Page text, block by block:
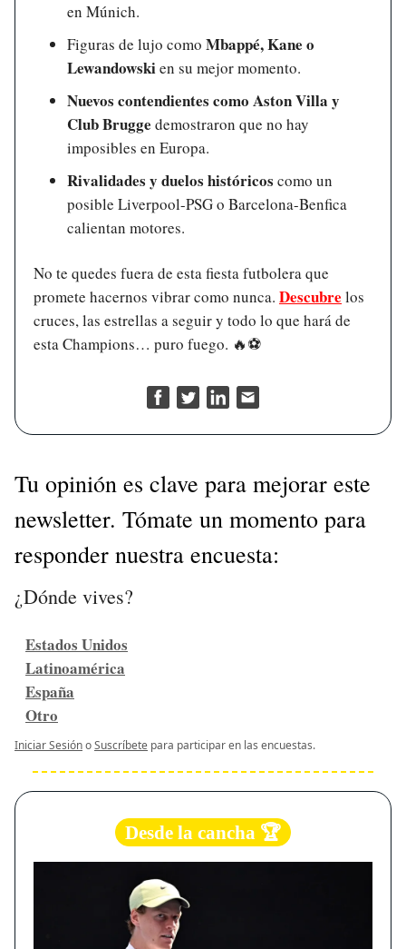
en Múnich.
Figuras de lujo como Mbappé, Kane o
Lewandowskien su mejor momento.
Nuevos contendientes como Aston Villa y
Club Brugge demostraron que no hay
imposibles en Europa.
Rivalidades y duelos históricos como un
posible Liverpool-PSG o Barcelona-Benfica
calientan motores.
No te quedes fuera de esta fiesta futbolera que
promete hacernos vibrar como nunca. Descubre los
cruces, las estrellas a seguir y todo lo que hará de
esta Champions… puro fuego. 🔥⚽
Tu opinión es clave para mejorar este
newsletter. Tómate un momento para
responder nuestra encuesta:
¿Dónde vives?
Estados Unidos
Latinoamérica
España
Otro
Iniciar SesiónoSuscríbete para participar en las encuestas.
Desde la cancha 🏆